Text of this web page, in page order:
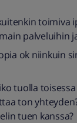
toimiva
palveluihin
ok niinkuin
tuolla
ton
tuen kanssa?